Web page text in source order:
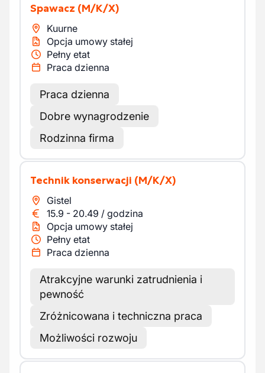
Spawacz (M/K/X)
Kuurne
Opcja umowy stałej
Pełny etat
Praca dzienna
Praca dzienna
Dobre wynagrodzenie
Rodzinna firma
Technik konserwacji (M/K/X)
Gistel
15.9 - 20.49 / godzina
Opcja umowy stałej
Pełny etat
Praca dzienna
Atrakcyjne warunki zatrudnienia i
pewność
Zróżnicowana i techniczna praca
Możliwości rozwoju